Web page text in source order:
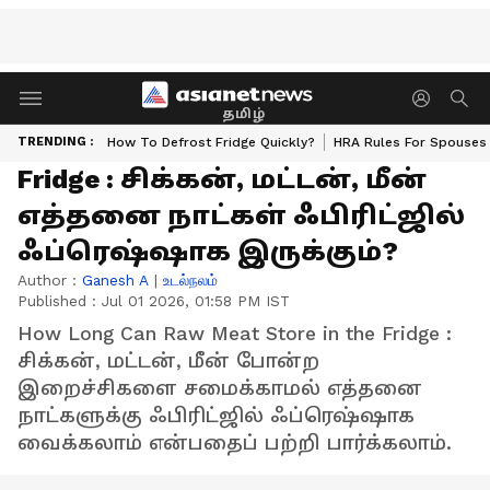
தமிழ்
TRENDING : How To Defrost Fridge Quickly? HRA Rules For Spouses
Fridge : சிக்கன், மட்டன், மீன்
எத்தனை நாட்கள் ஃபிரிட்ஜில்
ஃப்ரெஷ்ஷாக இருக்கும்?
Author : Ganesh A | உடல்நலம்
Published : Jul 01 2026, 01:58 PM IST
How Long Can Raw Meat Store in the Fridge :
சிக்கன், மட்டன், மீன் போன்ற
இறைச்சிகளை சமைக்காமல் எத்தனை
நாட்களுக்கு ஃபிரிட்ஜில் ஃப்ரெஷ்ஷாக
வைக்கலாம் என்பதைப் பற்றி பார்க்கலாம்.